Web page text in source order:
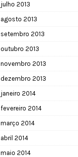
julho 2013
agosto 2013
setembro 2013
outubro 2013
novembro 2013
dezembro 2013
janeiro 2014
fevereiro 2014
março 2014
abril 2014
maio 2014